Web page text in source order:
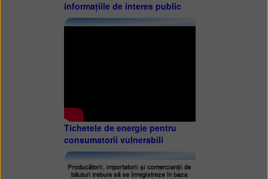
informațiile de interes public
Tichetele de energie pentru
consumatorii vulnerabili